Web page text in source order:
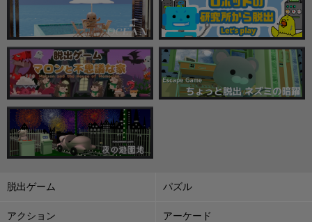
脱出ゲーム パズル
アクション アーケード